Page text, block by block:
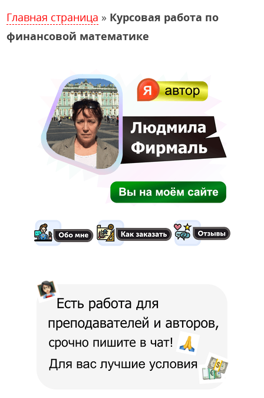
Главная страница » Курсовая работа по
финансовой математике